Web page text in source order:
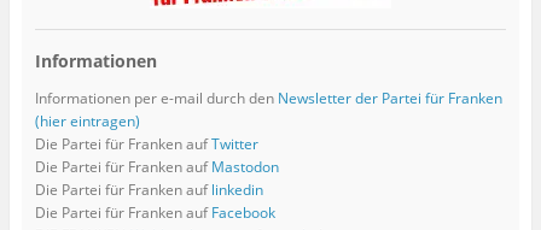
Informationen
Informationen per e-mail durch den Newsletter der Partei für Franken
(hier eintragen)
Die Partei für Franken aufTwitter
Die Partei für Franken aufMastodon
Die Partei für Franken auflinkedin
Die Partei für Franken aufFacebook